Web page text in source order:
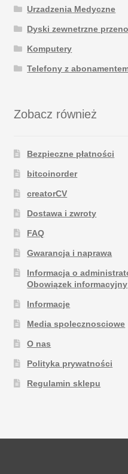
Urzadzenia Medyczne
Dyski zewnetrzne
Komputery
Telefony z
Zobacz również
Bezpieczne płatności
bitcoinorder
creatorCV
Dostawa i zwroty
FAQ
Gwarancja i naprawa
Informacja o
Obowiązek informacyjny
Informacje
Media spolecznosciowe
O nas
Polityka prywatności
Regulamin sklepu